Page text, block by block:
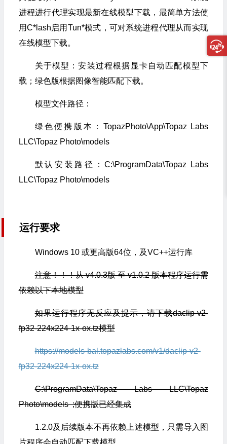
进程进行代理实现最新在线模型下载， 最简单方法使
用C*lash启用Tun*模式，可对系统进程代理从而实现
在线模型下载。
关于模型：安装过程根据显卡自动匹配模型下
载；绿色版根据图像智能匹配下载。
模型文件路径：
绿色便携版本：TopazPhoto\App\Topaz Labs
LLC\Topaz Photo\models
默认安装路径：C:\ProgramData\Topaz Labs
LLC\Topaz Photo\models
运行要求
Windows 10 或更高版64位，及VC++运行库
注意！！！从 v4.0.3版 至 v1.0.2 版本程序运行需
依赖以下本地模型
如果运行程序无反应及提示，请下载daclip-v2-
fp32-224x224-1x-ox.tz模型
https://models-bal.topazlabs.com/v1/daclip-v2-
fp32-224x224-1x-ox.tz
C:\ProgramData\Topaz Labs LLC\Topaz
Photo\models ;便携版已经集成
1.2.0及后续版本不再依赖上述模型，只需导入图
片程序会自动匹配下载模型。